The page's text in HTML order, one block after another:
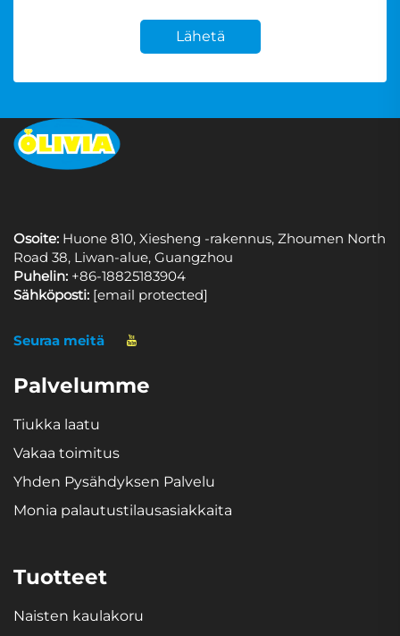
Lähetä
Osoite: Huone 810, Xiesheng -rakennus, Zhoumen North
Road 38, Liwan-alue, Guangzhou
Puhelin: +86-18825183904
Sähköposti: [email protected]
Seuraa meitä
Palvelumme
Tiukka laatu
Vakaa toimitus
Yhden Pysähdyksen Palvelu
Monia palautustilausasiakkaita
Tuotteet
Naisten kaulakoru